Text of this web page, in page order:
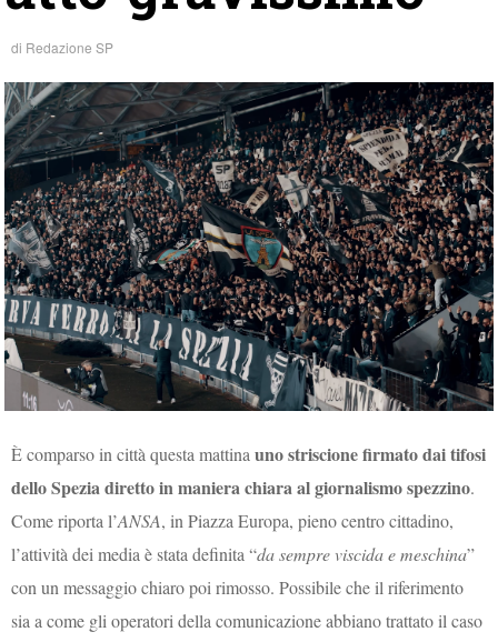
di Redazione SP
È comparso in città questa mattinauno striscione firmato dai tifosi
dello Spezia diretto in maniera chiara al giornalismo spezzino.
Come riporta l’ANSA, in Piazza Europa, pieno centro cittadino,
l’attività dei media è stata definita “da sempre viscida e meschina”
con un messaggio chiaro poi rimosso. Possibile che il riferimento
sia a come gli operatori della comunicazione abbiano trattato il caso